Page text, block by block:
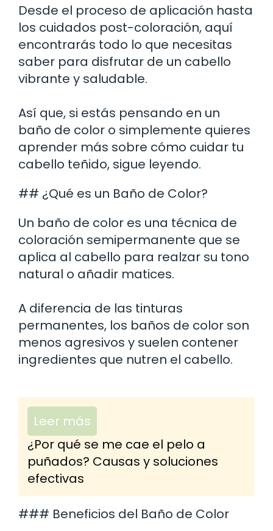
Desde el proceso de aplicación hasta
los cuidados post-coloración, aquí
encontrarás todo lo que necesitas
saber para disfrutar de un cabello
vibrante y saludable.
Así que, si estás pensando en un
baño de color o simplemente quieres
aprender más sobre cómo cuidar tu
cabello teñido, sigue leyendo.
## ¿Qué es un Baño de Color?
Un baño de color es una técnica de
coloración semipermanente que se
aplica al cabello para realzar su tono
natural o añadir matices.
A diferencia de las tinturas
permanentes, los baños de color son
menos agresivos y suelen contener
ingredientes que nutren el cabello.
Leer más
¿Por qué se me cae el pelo a
puñados? Causas y soluciones
efectivas
### Beneficios del Baño de Color